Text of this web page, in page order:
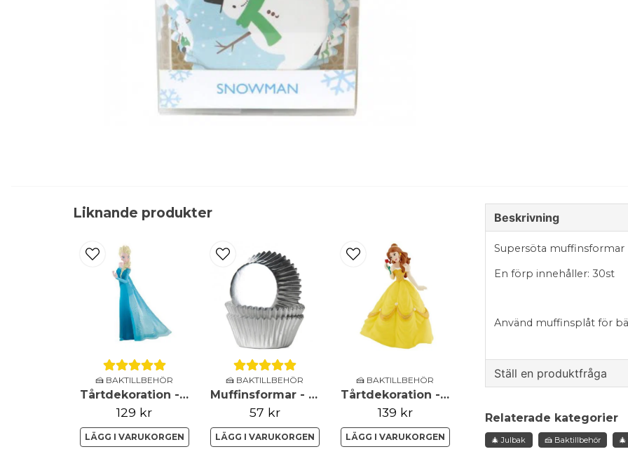
Liknande produkter
🍰 BAKTILLBEHÖR
Tårtdekoration - Frozen - Elsa
129 kr
LÄGG I VARUKORGEN
🍰 BAKTILLBEHÖR
Muffinsformar - Mini - Metallic - Silver
57 kr
LÄGG I VARUKORGEN
🍰 BAKTILLBEHÖR
Tårtdekoration - Belle
139 kr
LÄGG I VARUKORGEN
Beskrivning
Supersöta muffinsformar
En förp innehåller: 30st
Använd muffinsplåt för
Ställ en produktfråga
Fråga oss något om
Relaterade kategorier
🎄 Julbak 🍰 Baktillbehör